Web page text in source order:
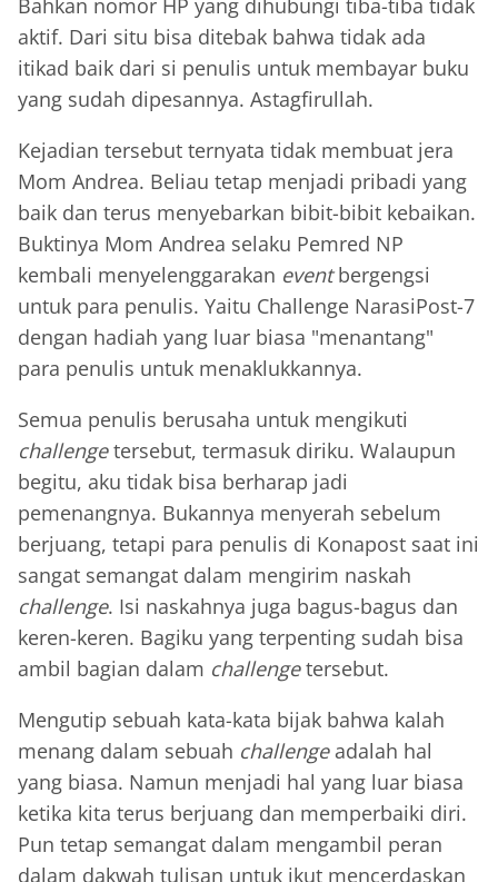
aktif. Dari situ bisa ditebak bahwa tidak ada
itikad baik dari si penulis untuk membayar buku
yang sudah dipesannya. Astagfirullah.
Kejadian tersebut ternyata tidak membuat jera
Mom Andrea. Beliau tetap menjadi pribadi yang
baik dan terus menyebarkan bibit-bibit kebaikan.
Buktinya Mom Andrea selaku Pemred NP
kembali menyelenggarakan eventbergengsi
untuk para penulis. Yaitu Challenge NarasiPost-7
dengan hadiah yang luar biasa "menantang"
para penulis untuk menaklukkannya.
Semua penulis berusaha untuk mengikuti
challengetersebut, termasuk diriku. Walaupun
begitu, aku tidak bisa berharap jadi
pemenangnya. Bukannya menyerah sebelum
berjuang, tetapi para penulis di Konapost saat ini
sangat semangat dalam mengirim naskah
challenge. Isi naskahnya juga bagus-bagus dan
keren-keren. Bagiku yang terpenting sudah bisa
ambil bagian dalam challengetersebut.
Mengutip sebuah kata-kata bijak bahwa kalah
menang dalam sebuah challengeadalah hal
yang biasa. Namun menjadi hal yang luar biasa
ketika kita terus berjuang dan memperbaiki diri.
Pun tetap semangat dalam mengambil peran
dalam dakwah tulisan untuk ikut mencerdaskan